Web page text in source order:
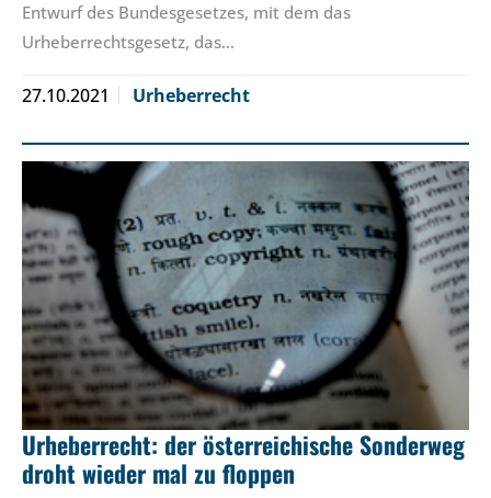
Entwurf des Bundesgesetzes, mit dem das
Urheberrechtsgesetz, das…
27.10.2021 Urheberrecht
Urheberrecht: der österreichische Sonderweg
droht wieder mal zu floppen